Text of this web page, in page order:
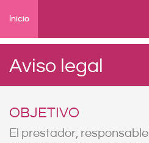
Inicio
Aviso legal
OBJETIVO
El prestador,